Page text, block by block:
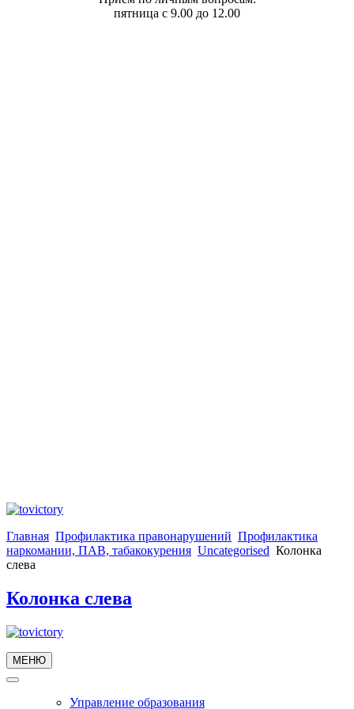
пятница с 9.00 до 12.00
Главная Профилактика правонарушений Профилактика
наркомании, ПАВ, табакокурения Uncategorised Колонка
слева
Колонка слева
МЕНЮ
Управление образования